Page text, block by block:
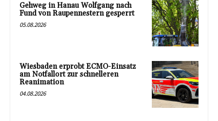
Gehweg in Hanau Wolfgang nach
Fund von Raupennestern gesperrt
05.08.2026
Wiesbaden erprobt ECMO-Einsatz
am Notfallort zur schnelleren
Reanimation
04.08.2026